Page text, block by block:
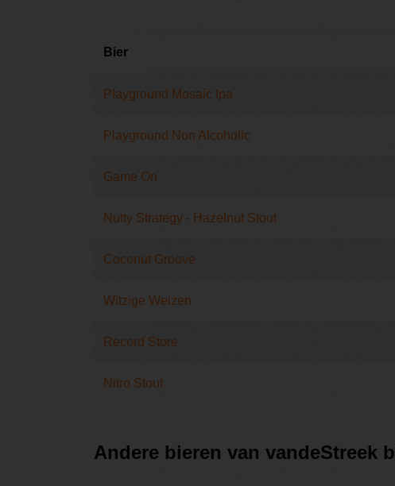
Bier
Playground Mosaic Ipa
Playground Non Alcoholic
Game On
Nutty Strategy - Hazelnut Stout
Coconut Groove
Witzige Weizen
Record Store
Nitro Stout
Andere bieren van vandeStreek